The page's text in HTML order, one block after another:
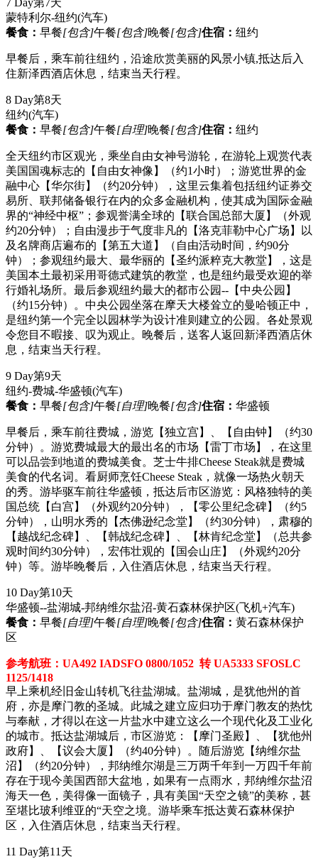
蒙特利尔-纽约(汽车)
餐食： 早餐[包含]午餐[包含]晚餐[包含]住宿： 纽约
早餐后，乘车前往纽约，沿途欣赏美丽的风景小镇,抵达后入
住新泽西酒店休息，结束当天行程。
8 Day第8天
纽约(汽车)
餐食： 早餐[包含]午餐[自理]晚餐[包含]住宿： 纽约
全天纽约市区观光，乘坐自由女神号游轮，在游轮上观赏代表
美国国魂标志的【自由女神像】（约1小时）；游览世界的金
融中心【华尔街】（约20分钟），这里云集着包括纽约证券交
易所、联邦储备银行在内的众多金融机构，使其成为国际金融
界的“神经中枢”；参观誉满全球的【联合国总部大厦】（外观
约20分钟）；自由漫步于气度非凡的【洛克菲勒中心广场】以
及名牌商店遍布的【第五大道】（自由活动时间，约90分
钟）；参观纽约最大、最华丽的【圣约派粹克大教堂】，这是
美国本土最初采用哥德式建筑的教堂，也是纽约最受欢迎的举
行婚礼场所。最后参观纽约最大的都市公园--【中央公园】
（约15分钟）。中央公园坐落在摩天大楼耸立的曼哈顿正中，
是纽约第一个完全以园林学为设计准则建立的公园。各处景观
令您目不暇接、叹为观止。晚餐后，送客人返回新泽西酒店休
息，结束当天行程。
9 Day第9天
纽约-费城-华盛顿(汽车)
餐食： 早餐[包含]午餐[自理]晚餐[包含]住宿： 华盛顿
早餐后，乘车前往费城，游览【独立宫】、【自由钟】（约30
分钟）。游览费城最大的最出名的市场【雷丁市场】，在这里
可以品尝到地道的费城美食。芝士牛排Cheese Steak就是费城
美食的代名词。看厨师烹饪Cheese Steak，就像一场热火朝天
的秀。游毕驱车前往华盛顿，抵达后市区游览：风格独特的美
国总统【白宫】（外观约20分钟），【零公里纪念碑】（约5
分钟），山明水秀的【杰佛逊纪念堂】（约30分钟），肃穆的
【越战纪念碑】、【韩战纪念碑】、【林肯纪念堂】（总共参
观时间约30分钟），宏伟壮观的【国会山庄】（外观约20分
钟）等。游毕晚餐后，入住酒店休息，结束当天行程。
10 Day第10天
华盛顿--盐湖城-邦纳维尔盐沼-黄石森林保护区(飞机+汽车)
餐食： 早餐[自理]午餐[自理]晚餐[包含]住宿： 黄石森林保护
区
参考航班：UA492 IADSFO 0800/1052 转 UA5333 SFOSLC
1125/1418
早上乘机经旧金山转机飞往盐湖城。盐湖城，是犹他州的首
府，亦是摩门教的圣城。此城之建立应归功于摩门教友的热忱
与奉献，才得以在这一片盐水中建立这么一个现代化及工业化
的城市。抵达盐湖城后，市区游览：【摩门圣殿】、【犹他州
政府】、【议会大厦】（约40分钟）。随后游览【纳维尔盐
沼】（约20分钟），邦纳维尔湖是三万两千年到一万四千年前
存在于现今美国西部大盆地，如果有一点雨水，邦纳维尔盐沼
海天一色，美得像一面镜子，具有美国“天空之镜”的美称，甚
至堪比玻利维亚的“天空之境。游毕乘车抵达黄石森林保护
区，入住酒店休息，结束当天行程。
11 Day第11天